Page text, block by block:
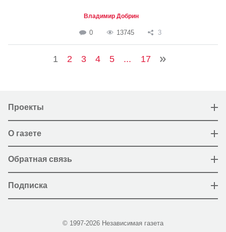
Владимир Добрин
0 13745 3
1 2 3 4 5 ... 17
Проекты
О газете
Обратная связь
Подписка
© 1997-2026 Независимая газета